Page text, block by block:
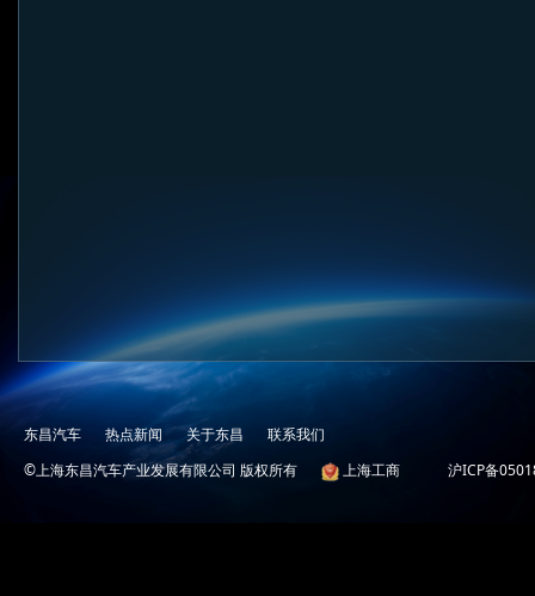
东昌汽车 热点新闻 关于东昌
联系我们
©上海东昌汽车产业发展有限公司 版权所有
上海工商 沪ICP备